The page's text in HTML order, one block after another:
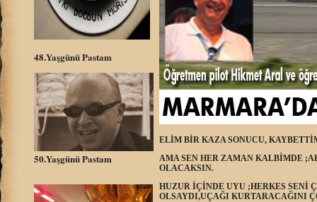
48.Yaşgünü Pastam
50.Yaşgünü Pastam
ELİM BİR KAZA SONUCU,
AMA SEN HER ZAMAN KALBİMDE
OLACAKSIN.
HUZUR İÇİNDE UYU ;HERKES SENİ
OLSAYDI,UÇAĞI KURTARACAĞINI